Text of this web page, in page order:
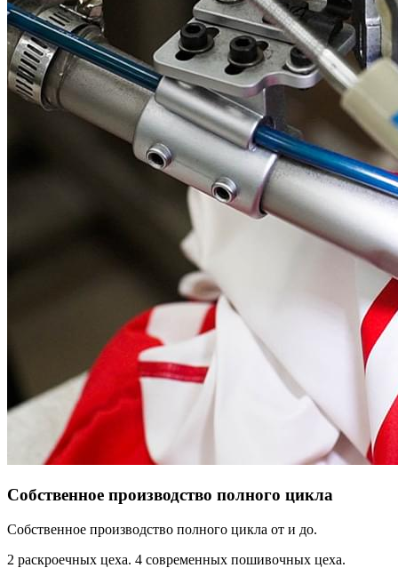
Собственное производство полного цикла
Собственное производство полного цикла от и до.
2 раскроечных цеха. 4 современных пошивочных цеха.